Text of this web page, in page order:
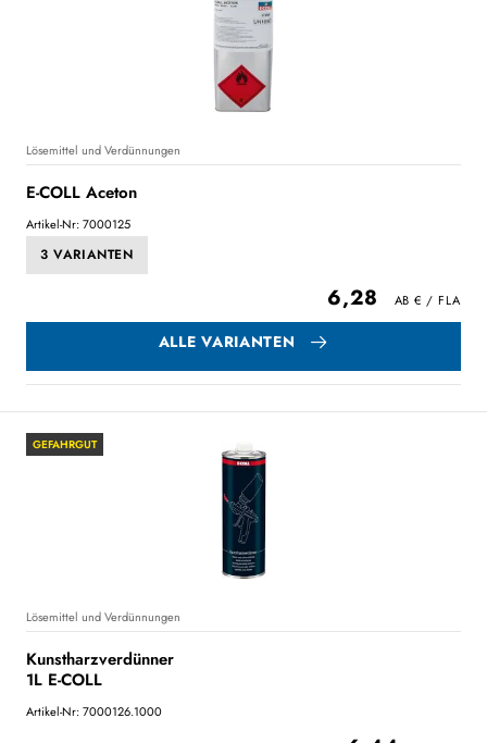
Lösemittel und Verdünnungen
E-COLL Aceton
Artikel-Nr: 7000125
3 VARIANTEN
6,28
ALLE VARIANTEN
GEFAHRGUT
Lösemittel und Verdünnungen
Kunstharzverdünner
1L E-COLL
Artikel-Nr: 7000126.1000